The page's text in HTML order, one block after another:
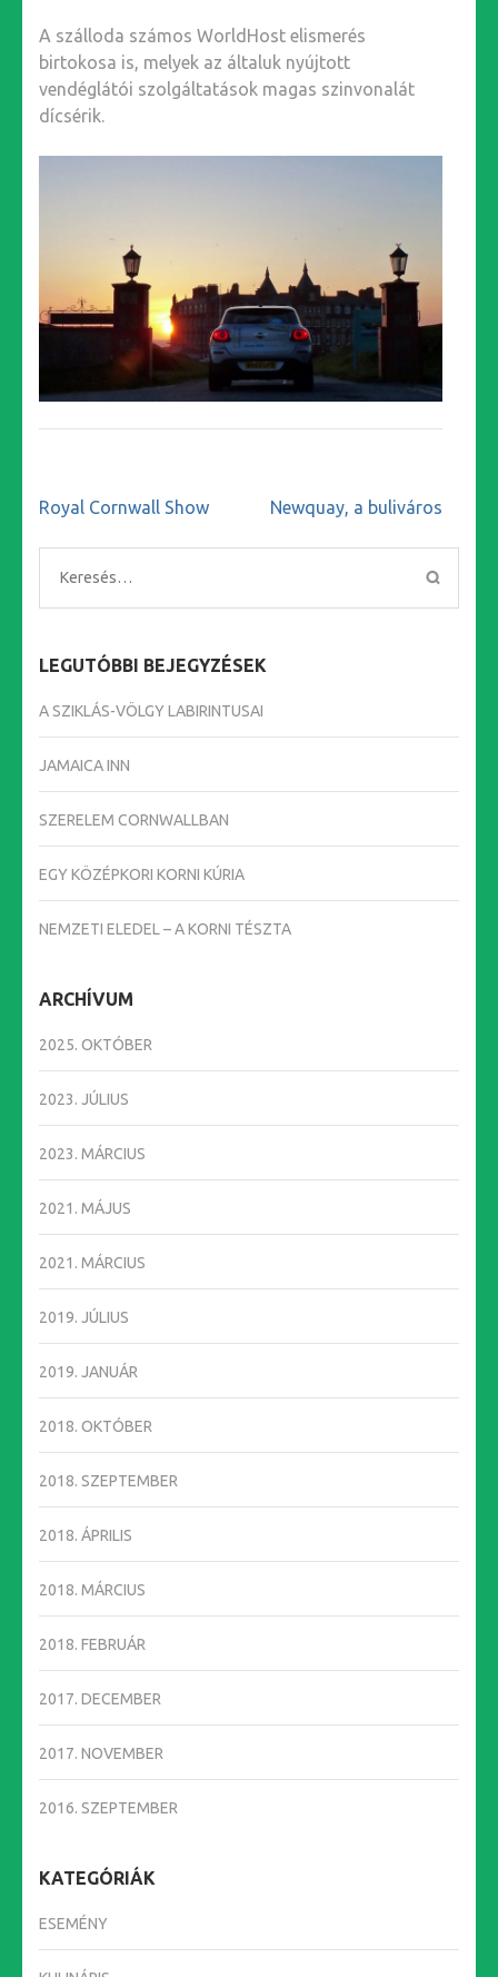
A szálloda számos WorldHost elismerés
birtokosa is, melyek az általuk nyújtott
vendéglátói szolgáltatások magas szinvonalát
dícsérik.
Bejegyzés
Royal Cornwall Show Newquay, a buliváros
Keresés:
LEGUTÓBBI BEJEGYZÉSEK
A SZIKLÁS-VÖLGY LABIRINTUSAI
JAMAICA INN
SZERELEM CORNWALLBAN
EGY KÖZÉPKORI KORNI KÚRIA
NEMZETI ELEDEL – A KORNI TÉSZTA
ARCHÍVUM
2025. OKTÓBER
2023. JÚLIUS
2023. MÁRCIUS
2021. MÁJUS
2021. MÁRCIUS
2019. JÚLIUS
2019. JANUÁR
2018. OKTÓBER
2018. SZEPTEMBER
2018. ÁPRILIS
2018. MÁRCIUS
2018. FEBRUÁR
2017. DECEMBER
2017. NOVEMBER
2016. SZEPTEMBER
KATEGÓRIÁK
ESEMÉNY